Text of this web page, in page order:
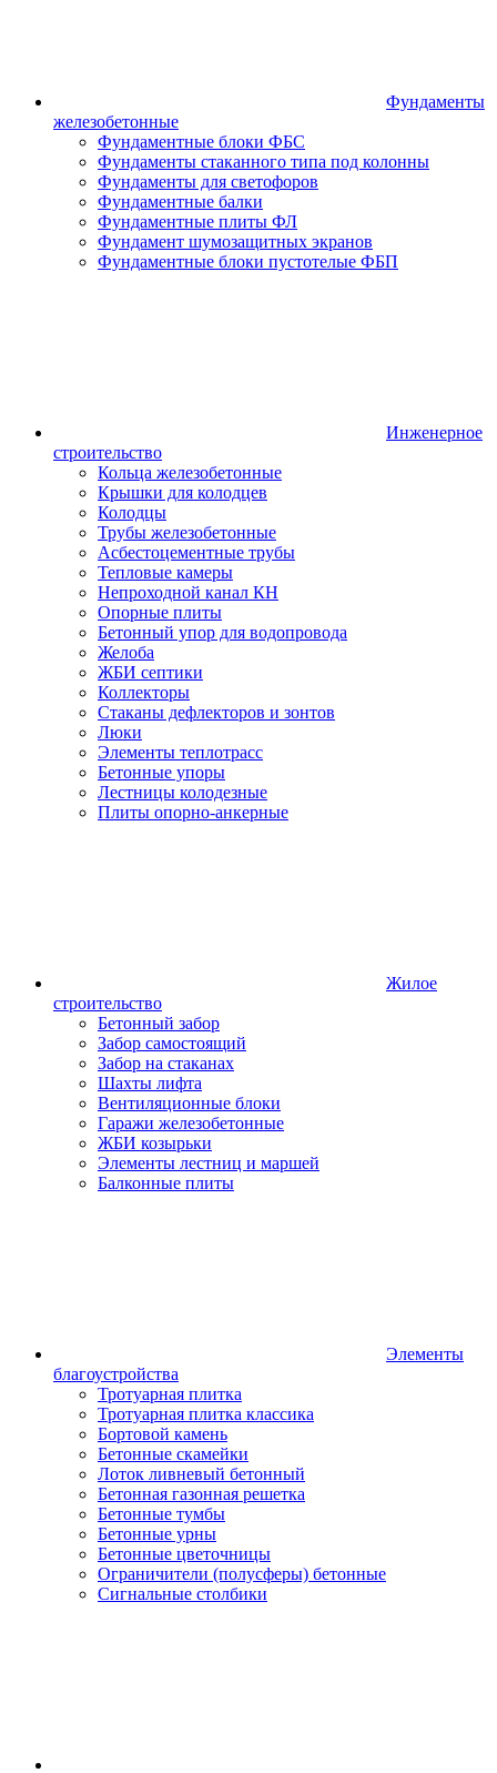
Фундаменты
железобетонные
Фундаментные блоки ФБС
Фундаменты стаканного типа под колонны
Фундаменты для светофоров
Фундаментные балки
Фундаментные плиты ФЛ
Фундамент шумозащитных экранов
Фундаментные блоки пустотелые ФБП
Инженерное
строительство
Кольца железобетонные
Крышки для колодцев
Колодцы
Трубы железобетонные
Асбестоцементные трубы
Тепловые камеры
Непроходной канал КН
Опорные плиты
Бетонный упор для водопровода
Желоба
ЖБИ септики
Коллекторы
Стаканы дефлекторов и зонтов
Люки
Элементы теплотрасс
Бетонные упоры
Лестницы колодезные
Плиты опорно-анкерные
Жилое
строительство
Бетонный забор
Забор самостоящий
Забор на стаканах
Шахты лифта
Вентиляционные блоки
Гаражи железобетонные
ЖБИ козырьки
Элементы лестниц и маршей
Балконные плиты
Элементы
благоустройства
Тротуарная плитка
Тротуарная плитка классика
Бортовой камень
Бетонные скамейки
Лоток ливневый бетонный
Бетонная газонная решетка
Бетонные тумбы
Бетонные урны
Бетонные цветочницы
Ограничители (полусферы) бетонные
Сигнальные столбики